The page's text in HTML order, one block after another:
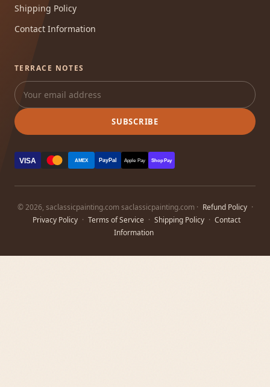
Shipping Policy
Contact Information
TERRACE NOTES
SUBSCRIBE
VISA AMEX PayPal Apple Pay Shop Pay
© 2026, saclassicpainting.com saclassicpainting.com · Refund Policy ·
Privacy Policy · Terms of Service · Shipping Policy · Contact
Information